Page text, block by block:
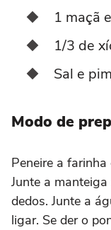
1 maçã
1/3 de
Sal e
Modo de
Peneire a
Junte a
dedos. Junte a
ligar. Se der o